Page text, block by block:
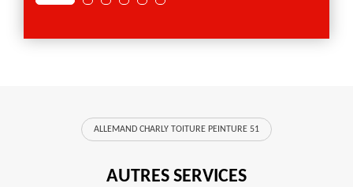
ALLEMAND CHARLY TOITURE PEINTURE 51
AUTRES SERVICES